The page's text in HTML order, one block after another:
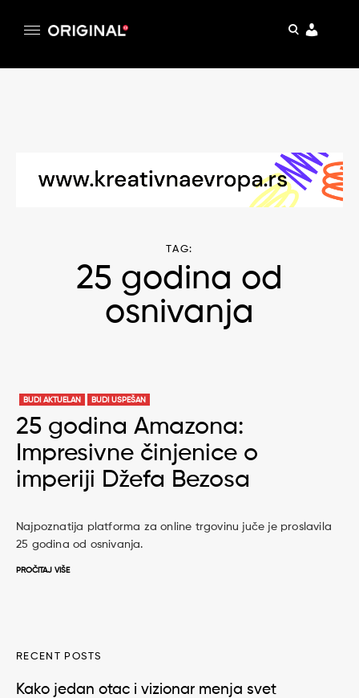
pretraga
TAG:
25 godina od
osnivanja
BUDI AKTUELAN BUDI USPEŠAN
25 godina Amazona:
Impresivne činjenice o
imperiji Džefa Bezosa
Najpoznatija platforma za online trgovinu juče je proslavila
25 godina od osnivanja.
PROČITAJ VIŠE
RECENT POSTS
Kako jedan otac i vizionar menja svet